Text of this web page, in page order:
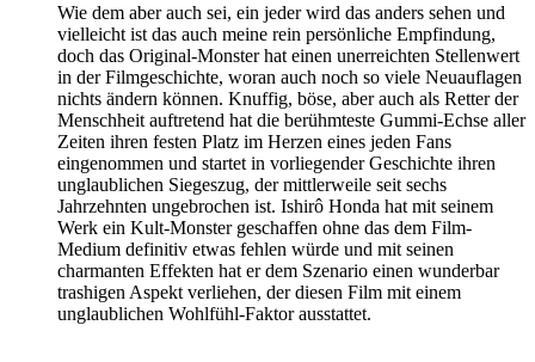
Wie dem aber auch sei, ein jeder wird das anders sehen und
vielleicht ist das auch meine rein persönliche Empfindung,
doch das Original-Monster hat einen unerreichten Stellenwert
in der Filmgeschichte, woran auch noch so viele Neuauflagen
nichts ändern können. Knuffig, böse, aber auch als Retter der
Menschheit auftretend hat die berühmteste Gummi-Echse aller
Zeiten ihren festen Platz im Herzen eines jeden Fans
eingenommen und startet in vorliegender Geschichte ihren
unglaublichen Siegeszug, der mittlerweile seit sechs
Jahrzehnten ungebrochen ist. Ishirô Honda hat mit seinem
Werk ein Kult-Monster geschaffen ohne das dem Film-
Medium definitiv etwas fehlen würde und mit seinen
charmanten Effekten hat er dem Szenario einen wunderbar
trashigen Aspekt verliehen, der diesen Film mit einem
unglaublichen Wohlfühl-Faktor ausstattet.